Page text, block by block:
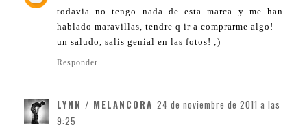
todavia no tengo nada de esta marca y me han
hablado maravillas, tendre q ir a comprarme algo!
un saludo, salis genial en las fotos! ;)
Responder
LYNN / MELANCORA 24 de noviembre de 2011 a las
9:25